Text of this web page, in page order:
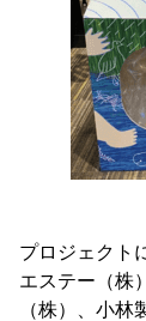
プロジェクト
エステー（株
（株）、小